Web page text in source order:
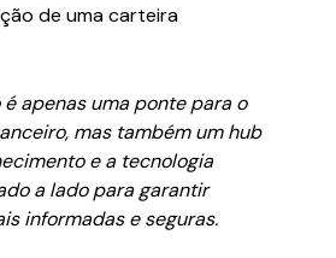
de uma carteira
apenas uma ponte para o
mas também um hub
e a tecnologia
a lado para garantir
informadas e seguras.